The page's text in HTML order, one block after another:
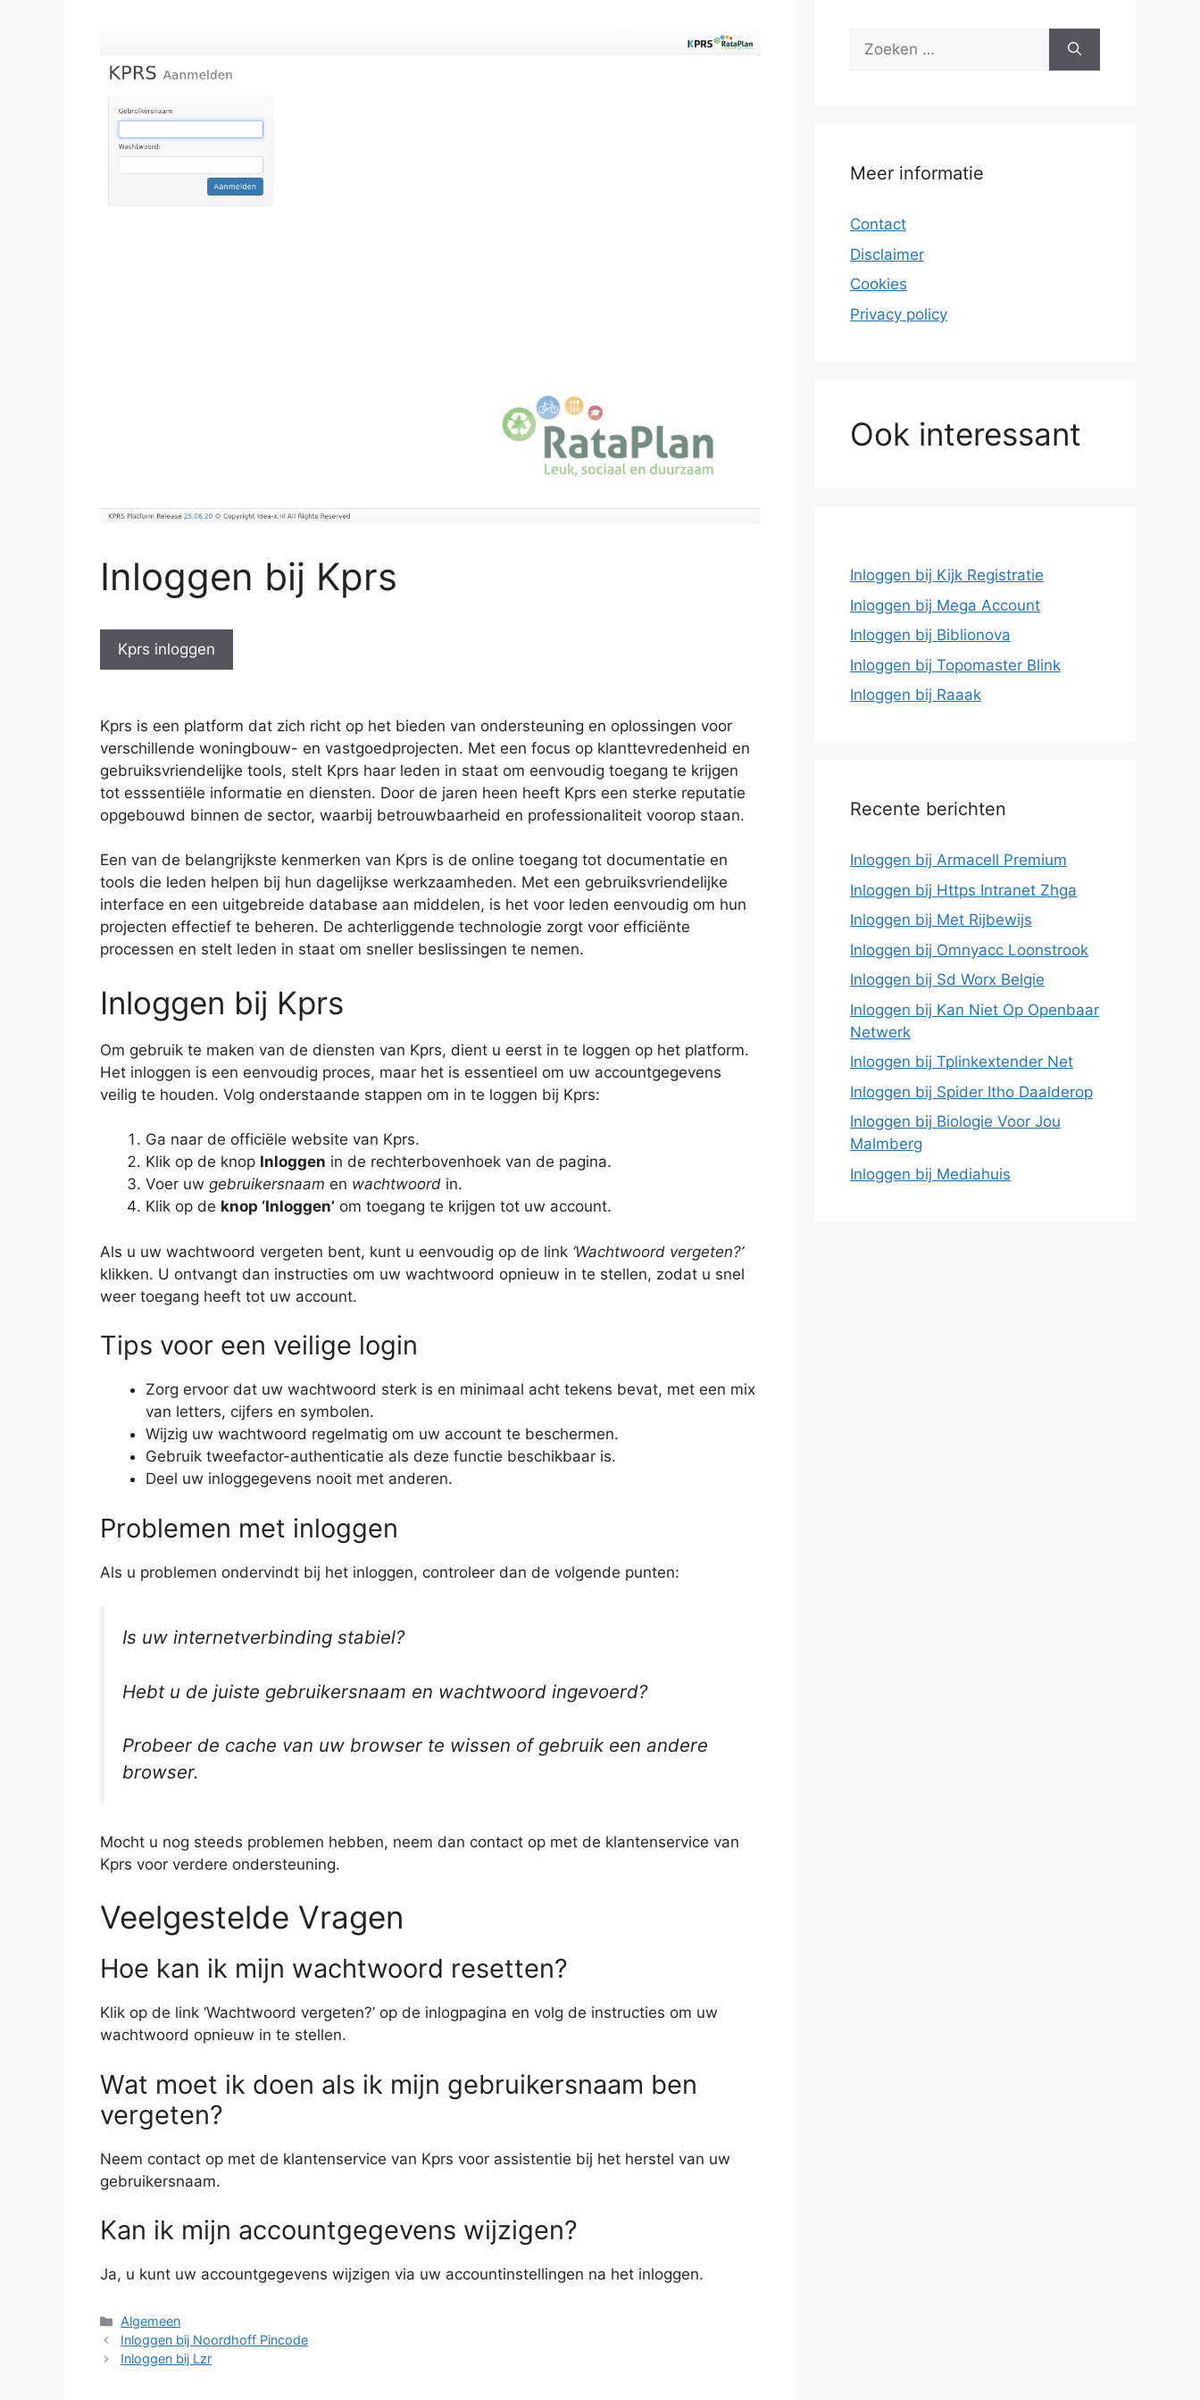
Inloggen bij Kprs
Kprs inloggen
Kprs is een platform dat zich richt op het bieden van ondersteuning en oplossingen voor
verschillende woningbouw- en vastgoedprojecten. Met een focus op klanttevredenheid en
gebruiksvriendelijke tools, stelt Kprs haar leden in staat om eenvoudig toegang te krijgen
tot esssentiële informatie en diensten. Door de jaren heen heeft Kprs een sterke reputatie
opgebouwd binnen de sector, waarbij betrouwbaarheid en professionaliteit voorop staan.
Een van de belangrijkste kenmerken van Kprs is de online toegang tot documentatie en
tools die leden helpen bij hun dagelijkse werkzaamheden. Met een gebruiksvriendelijke
interface en een uitgebreide database aan middelen, is het voor leden eenvoudig om hun
projecten effectief te beheren. De achterliggende technologie zorgt voor efficiënte
processen en stelt leden in staat om sneller beslissingen te nemen.
Inloggen bij Kprs
Om gebruik te maken van de diensten van Kprs, dient u eerst in te loggen op het platform.
Het inloggen is een eenvoudig proces, maar het is essentieel om uw accountgegevens
veilig te houden. Volg onderstaande stappen om in te loggen bij Kprs:
Ga naar de officiële website van Kprs.
Klik op de knop Inloggen in de rechterbovenhoek van de pagina.
Voer uw gebruikersnaam en wachtwoord in.
Klik op de knop ‘Inloggen’ om toegang te krijgen tot uw account.
Als u uw wachtwoord vergeten bent, kunt u eenvoudig op de link ‘Wachtwoord vergeten?’
klikken. U ontvangt dan instructies om uw wachtwoord opnieuw in te stellen, zodat u snel
weer toegang heeft tot uw account.
Tips voor een veilige login
Zorg ervoor dat uw wachtwoord sterk is en minimaal acht tekens bevat, met een mix
van letters, cijfers en symbolen.
Wijzig uw wachtwoord regelmatig om uw account te beschermen.
Gebruik tweefactor-authenticatie als deze functie beschikbaar is.
Deel uw inloggegevens nooit met anderen.
Problemen met inloggen
Als u problemen ondervindt bij het inloggen, controleer dan de volgende punten:
Is uw internetverbinding stabiel?
Hebt u de juiste gebruikersnaam en wachtwoord ingevoerd?
Probeer de cache van uw browser te wissen of gebruik een andere
browser.
Mocht u nog steeds problemen hebben, neem dan contact op met de klantenservice van
Kprs voor verdere ondersteuning.
Veelgestelde Vragen
Hoe kan ik mijn wachtwoord resetten?
Klik op de link ‘Wachtwoord vergeten?’ op de inlogpagina en volg de instructies om uw
wachtwoord opnieuw in te stellen.
Wat moet ik doen als ik mijn gebruikersnaam ben
vergeten?
Neem contact op met de klantenservice van Kprs voor assistentie bij het herstel van uw
gebruikersnaam.
Kan ik mijn accountgegevens wijzigen?
Ja, u kunt uw accountgegevens wijzigen via uw accountinstellingen na het inloggen.
Categorieën
Algemeen
Inloggen bij Noordhoff Pincode
Inloggen bij Lzr
Zoek
Meer informatie
Contact
Disclaimer
Cookies
Privacy policy
Ook interessant
Inloggen bij Kijk Registratie
Inloggen bij Mega Account
Inloggen bij Biblionova
Inloggen bij Topomaster Blink
Inloggen bij Raaak
Recente berichten
Inloggen bij Armacell Premium
Inloggen bij Https Intranet Zhga
Inloggen bij Met Rijbewijs
Inloggen bij Omnyacc Loonstrook
Inloggen bij Sd Worx Belgie
Inloggen bij Kan Niet Op Openbaar
Netwerk
Inloggen bij Tplinkextender Net
Inloggen bij Spider Itho Daalderop
Inloggen bij Biologie Voor Jou
Malmberg
Inloggen bij Mediahuis